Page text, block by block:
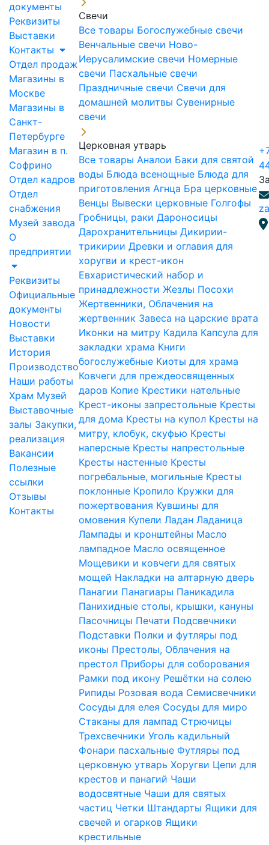
документы
Реквизиты
Выставки
Контакты
Отдел продаж
Магазины в
Москве
Магазины в
Санкт-
Петербурге
Магазин в п.
Софрино
Отдел кадров
Отдел
снабжения
Музей завода
О
предприятии
Реквизиты
Официальные
документы
Новости
Выставки
История
Производство
Наши работы
Храм Музей
Выставочные
залы Закупки,
реализация
Вакансии
Полезные
ссылки
Отзывы
Контакты
Свечи
Все товары Богослужебные свечи
Венчальные свечи Ново-
Иерусалимские свечи Номерные
свечи Пасхальные свечи
Праздничные свечи Свечи для
домашней молитвы Сувенирные
свечи
Церковная утварь
Все товары Аналои Баки для святой
воды Блюда всенощные Блюда для
приготовления Агнца Бра церковные
Венцы Вывески церковные Голгофы
Гробницы, раки Дароносицы
Дарохранительницы Дикирии-
трикирии Древки и оглавия для
хоругви и крест-икон
Евхаристический набор и
принадлежности Жезлы Посохи
Жертвенники, Облачения на
жертвенник Завеса на царские врата
Иконки на митру Кадила Капсула для
закладки храма Книги
богослужебные Киоты для храма
Ковчеги для преждеосвященных
даров Копие Крестики нательные
Крест-иконы запрестольные Кресты
для дома Кресты на купол Кресты на
митру, клобук, скуфью Кресты
наперсные Кресты напрестольные
Кресты настенные Кресты
погребальные, могильные Кресты
поклонные Кропило Кружки для
пожертвования Кувшины для
омовения Купели Ладан Ладаница
Лампады и кронштейны Масло
лампадное Масло освященное
Мощевики и ковчеги для святых
мощей Накладки на алтарную дверь
Панагии Панагиары Паникадила
Панихидные столы, крышки, кануны
Пасочницы Печати Подсвечники
Подставки Полки и футляры под
иконы Престолы, Облачения на
престол Приборы для соборования
Рамки под икону Решётки на солею
Рипиды Розовая вода Семисвечники
Сосуды для елея Сосуды для миро
Стаканы для лампад Стрючицы
Трехсвечники Уголь кадильный
Фонари пасхальные Футляры под
церковную утварь Хоругви Цепи для
крестов и панагий Чаши
водосвятные Чаши для святых
частиц Четки Штандарты Ящики для
свечей и огарков Ящики
крестильные